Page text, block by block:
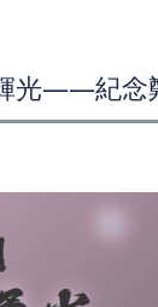
光——紀念